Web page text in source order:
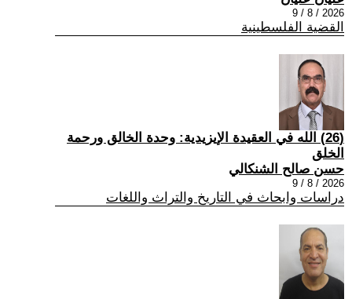
2026 / 8 / 9
القضية الفلسطينية
(26) الله في العقيدة الإيزيدية: وحدة الخالق ورحمة
الخلق
حسن صالح الشنكالي
2026 / 8 / 9
دراسات وابحاث في التاريخ والتراث واللغات